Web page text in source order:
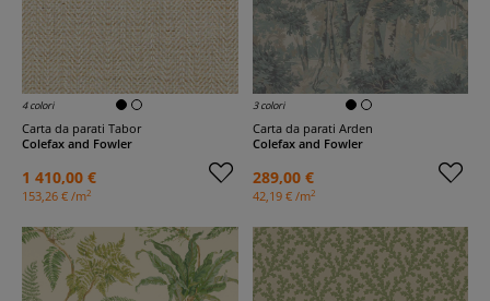
4 colori
Carta da parati Tabor
Colefax and Fowler
1 410,00 €
153,26 € /m2
3 colori
Carta da parati Arden
Colefax and Fowler
289,00 €
42,19 € /m2